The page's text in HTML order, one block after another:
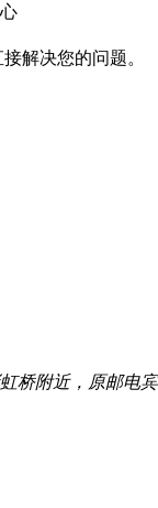
解决您的问题。
桥附近，原邮电宾